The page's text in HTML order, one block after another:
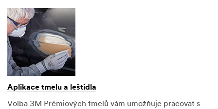
Aplikace tmelu a leštidla
Volba 3M Prémiových tmelů vám umožňuje pracovat s